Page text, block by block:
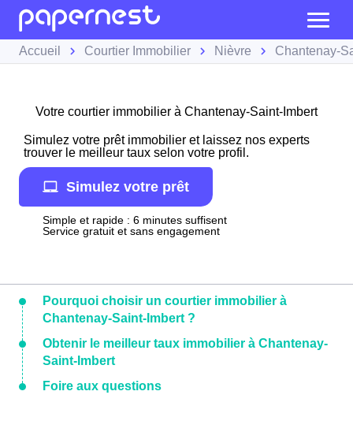
Accueil Courtier Immobilier Nièvre Chantenay-
Votre courtier immobilier à Chantenay-Saint-Imbert
Simulez votre prêt immobilier et laissez nos experts
trouver le meilleur taux selon votre profil.
Simulez votre prêt
Simple et rapide : 6 minutes suffisent
Service gratuit et sans engagement
Pourquoi choisir un courtier immobilier à
Chantenay-Saint-Imbert ?
Obtenir le meilleur taux immobilier à Chantenay-
Saint-Imbert
Foire aux questions